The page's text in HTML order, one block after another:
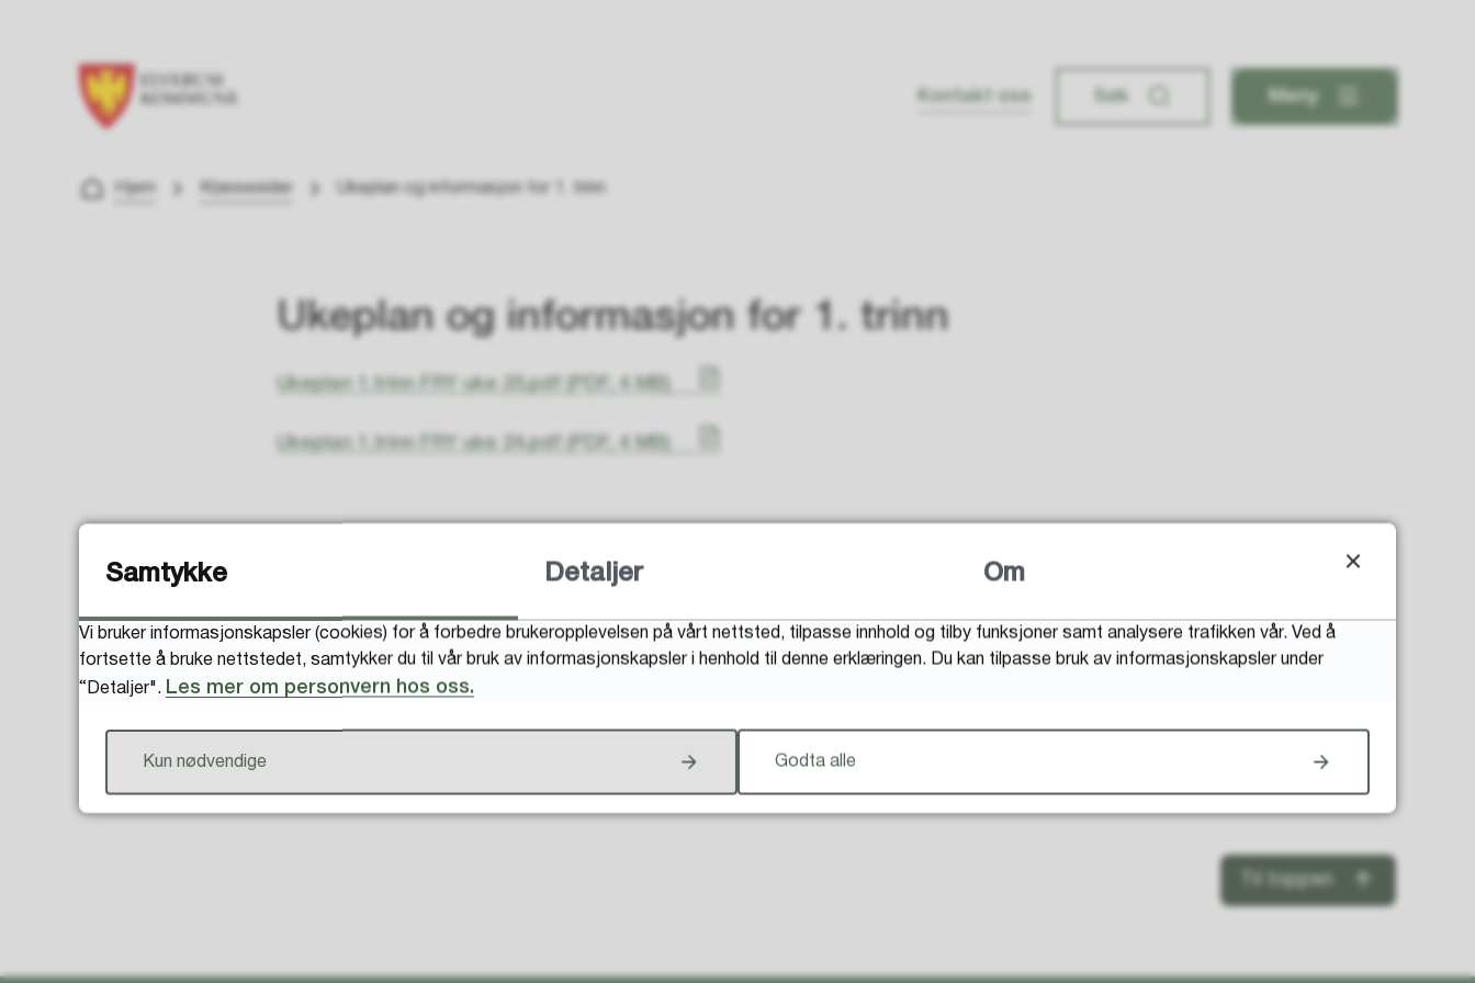
Kontakt oss Søk Meny
Du er her: Klassesider Ukeplan og informasjon for 1. trinn
Ukeplan og informasjon for 1. trinn
Ukeplan 1.trinn FRY uke 25.pdf (PDF, 4 MB)
Ukeplan 1.trinn FRY uke 24.pdf (PDF, 4 MB)
Fant du det du lette etter?
Samtykke Detaljer Om
Vi bruker informasjonskapsler (cookies) for å forbedre brukeropplevelsen på vårt nettsted, tilpasse innhold og tilby funksjoner samt analysere trafikken vår. Ved å
fortsette å bruke nettstedet, samtykker du til vår bruk av informasjonskapsler i henhold til denne erklæringen. Du kan tilpasse bruk av informasjonskapsler under
“Detaljer".
Les mer om personvern hos oss.
Kun nødvendige Godta alle